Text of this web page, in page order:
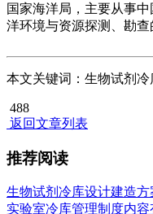
国家海洋局，主要从事
洋环境与资源探测、勘查
本文关键词：生物试剂
488
返回文章列表
推荐阅读
生物试剂冷库设计建造方
实验室冷库管理制度内容